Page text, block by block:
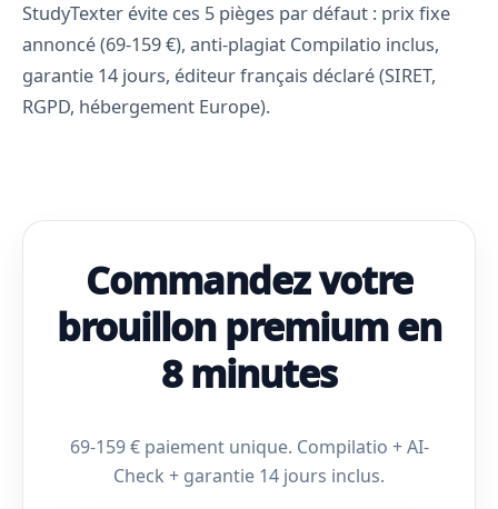
StudyTexter évite ces 5 pièges par défaut : prix fixe
annoncé (69-159 €), anti-plagiat Compilatio inclus,
garantie 14 jours, éditeur français déclaré (SIRET,
RGPD, hébergement Europe).
Commandez votre
brouillon premium en
8 minutes
69-159 € paiement unique. Compilatio + AI-
Check + garantie 14 jours inclus.